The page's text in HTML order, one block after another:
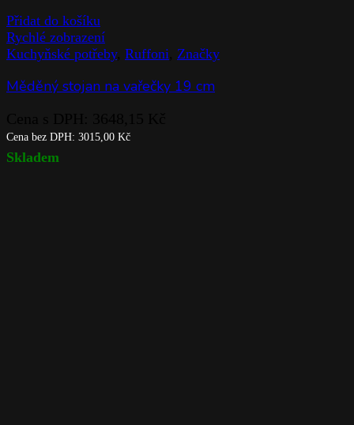
Přidat do košíku
Rychlé zobrazení
Kuchyňské potřeby, Ruffoni Značky
Měděný stojan na vařečky 19 cm
Cena bez DPH: 3015,00 Kč
Skladem